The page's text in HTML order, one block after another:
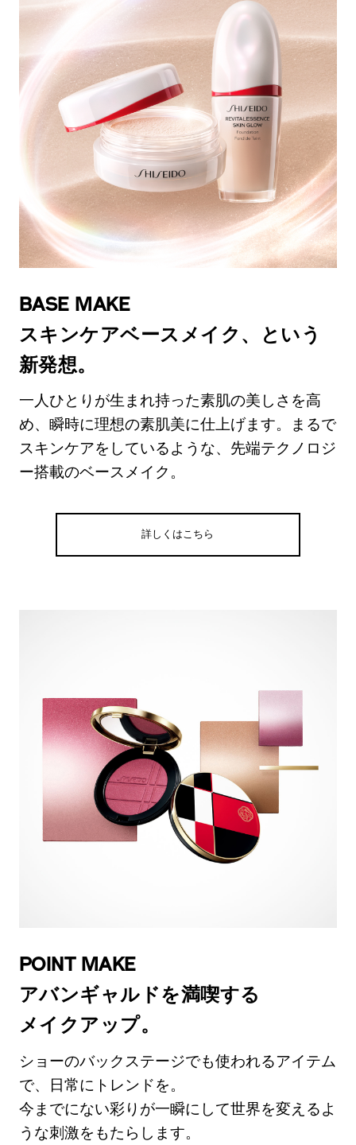
BASE MAKE
スキンケアベースメイク、という
新発想。
一人ひとりが生まれ持った素肌の美しさを高
め、瞬時に理想の素肌美に仕上げます。まるで
スキンケアをしているような、先端テクノロジ
ー搭載のベースメイク。
詳しくはこちら
POINT MAKE
アバンギャルドを満喫する
メイクアップ。
ショーのバックステージでも使われるアイテム
で、日常にトレンドを。
今までにない彩りが一瞬にして世界を変えるよ
うな刺激をもたらします。